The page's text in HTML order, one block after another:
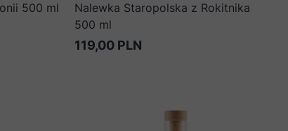
500 ml
Nalewka Staropolska z Rokitnika
500 ml
119,00 PLN